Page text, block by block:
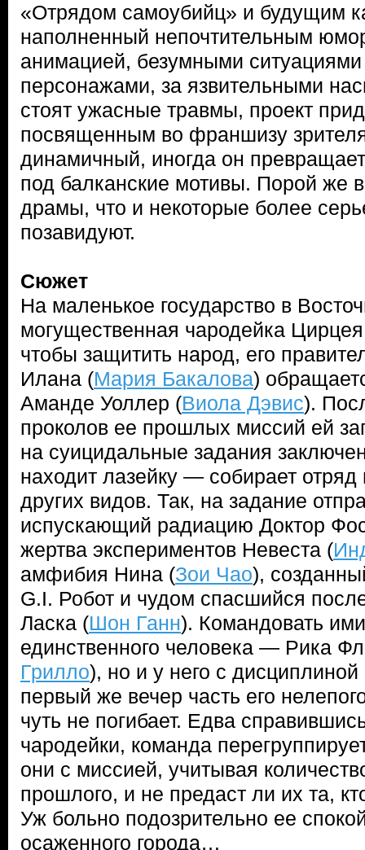
«Отрядом самоубийц» и будущим
наполненный непочтительным
анимацией, безумными
персонажами, за язвительными
стоят ужасные травмы, проект
посвященным во франшизу
динамичный, иногда он
под балканские мотивы. Порой же
драмы, что и некоторые более
позавидуют.
Сюжет
На маленькое государство в
могущественная чародейка
чтобы защитить народ, его
Илана (Мария Бакалова)
Аманде Уоллер (Виола Дэвис).
проколов ее прошлых миссий ей
на суицидальные задания
находит лазейку — собирает отряд
других видов. Так, на задание
испускающий радиацию Доктор
жертва экспериментов Невеста (
амфибия Нина (Зои Чао),
G.I. Робот и чудом спасшийся
Ласка (Шон Ганн). Командовать
единственного человека — Рика
Грилло), но и у него с
первый же вечер часть его
чуть не погибает. Едва
чародейки, команда
они с миссией, учитывая
прошлого, и не предаст ли их та,
Уж больно подозрительно ее
осаженного города…